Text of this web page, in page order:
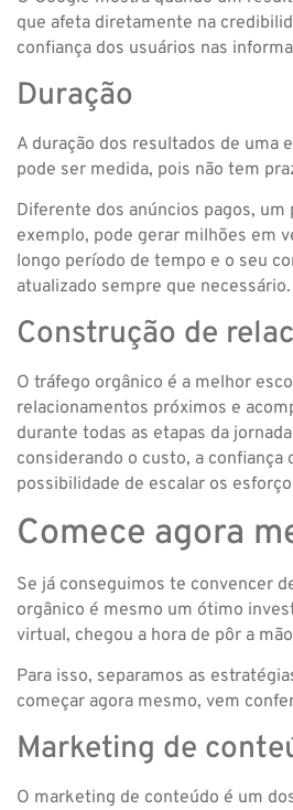
que afeta diretamente na
confiança dos usuários nas
Duração
A duração dos resultados de uma
pode ser medida, pois não tem
Diferente dos anúncios pagos, um
exemplo, pode gerar milhões em
longo período de tempo e o seu
atualizado sempre que necessário.
Construção de
O tráfego orgânico é a melhor
relacionamentos próximos e
durante todas as etapas da
considerando o custo, a confiança
possibilidade de escalar os
Comece agora
Se já conseguimos te convencer
orgânico é mesmo um ótimo
virtual, chegou a hora de pôr a
Para isso, separamos as
começar agora mesmo, vem
Marketing de
O marketing de conteúdo é um